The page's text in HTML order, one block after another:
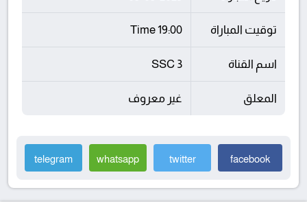
توقيت المباراة 19:00 Time
اسم القناة SSC 3
المعلق غير معروف
facebook
twitter
whatsapp
telegram